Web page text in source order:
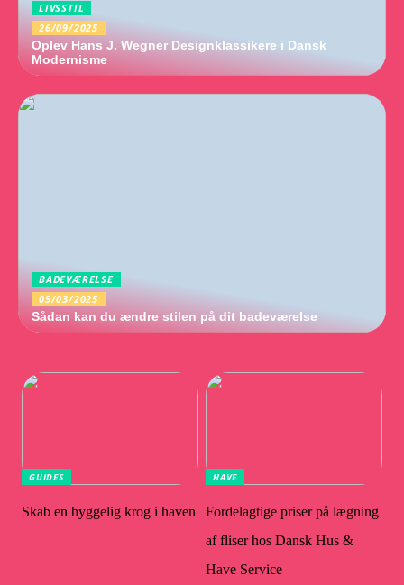
LIVSSTIL
26/09/2025
Oplev Hans J. Wegner Designklassikere i Dansk
Modernisme
BADEVÆRELSE
05/03/2025
Sådan kan du ændre stilen på dit badeværelse
GUIDES
Skab en hyggelig krog i haven
HAVE
Fordelagtige priser på lægning
af fliser hos Dansk Hus &
Have Service